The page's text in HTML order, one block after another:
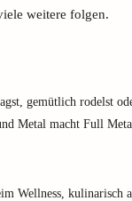
weitere folgen.
gemütlich rodelst
Metal macht Full
Wellness, kulinarisch